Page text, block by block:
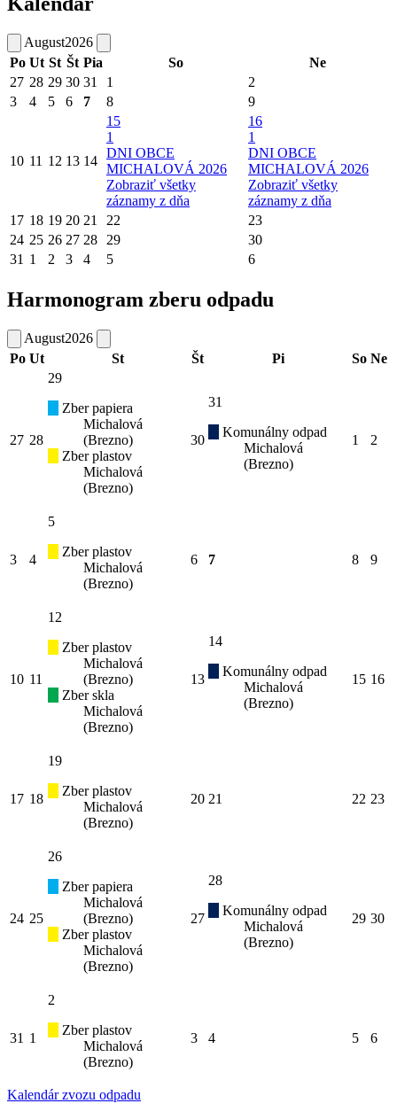
August2026
Po Ut St Št Pia So
Ne
27 28 29 30 31 1
2
3
4 5 6 7 8 9
10 11 12 13 14
15
1
DNI OBCE
MICHALOVÁ 2026
Zobraziť všetky
záznamy z dňa
16
1
DNI OBCE
MICHALOVÁ 2026
Zobraziť všetky
záznamy z dňa
17 18 19 20 21 22
23
24 25 26 27 28 29
30
31 1 2 3 4 5 6
Harmonogram zberu odpadu
August2026
Po Ut St Št Pi So Ne
27 28
29
Zber papiera
Michalová
(Brezno)
Zber plastov
Michalová
(Brezno)
30
31
Komunálny odpad
Michalová
(Brezno)
1 2
3 4
5
Zber plastov
Michalová
(Brezno)
6 7 8 9
10 11
12
Zber plastov
Michalová
(Brezno)
Zber skla
Michalová
(Brezno)
13
14
Komunálny odpad
Michalová
(Brezno)
15 16
17 18
19
Zber plastov
Michalová
(Brezno)
20 21 22 23
24 25
26
Zber papiera
Michalová
(Brezno)
Zber plastov
Michalová
(Brezno)
27
28
Komunálny odpad
Michalová
(Brezno)
29 30
31 1
2
Zber plastov
Michalová
(Brezno)
3 4 5 6
Kalendár zvozu odpadu